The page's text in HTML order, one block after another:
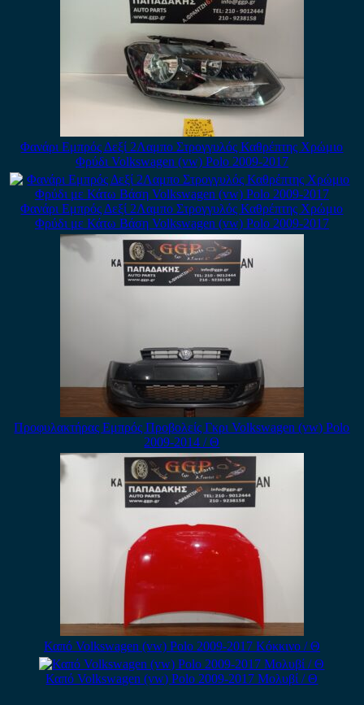
Φανάρι Εμπρός Δεξί 2Λαμπο Στρογγυλός Καθρέπτης Χρώμιο
Φρύδι Volkswagen (vw) Polo 2009-2017
Φανάρι Εμπρός Δεξί 2Λαμπο Στρογγυλός Καθρέπτης Χρώμιο
Φρύδι με Κάτω Βάση Volkswagen (vw) Polo 2009-2017
Προφυλακτήρας Εμπρός Προβολείς Γκρι Volkswagen (vw) Polo
2009-2014 / Θ
Καπό Volkswagen (vw) Polo 2009-2017 Κόκκινο / Θ
Καπό Volkswagen (vw) Polo 2009-2017 Μολυβί / Θ